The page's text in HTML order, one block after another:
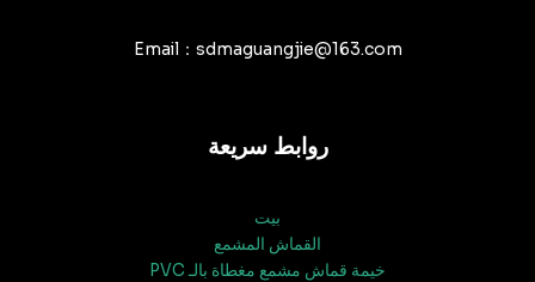
Email：sdmaguangjie@163.com
روابط سريعة
بيت
القماش المشمع
خيمة قماش مشمع مغطاة بالـ PVC